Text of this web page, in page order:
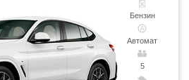
Бензин
Автомат
5